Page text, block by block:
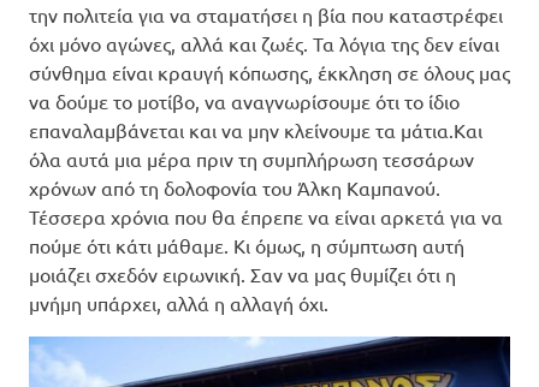
την πολιτεία για να σταματήσει η βία που καταστρέφει
όχι μόνο αγώνες, αλλά και ζωές. Τα λόγια της δεν είναι
σύνθημα είναι κραυγή κόπωσης, έκκληση σε όλους μας
να δούμε το μοτίβο, να αναγνωρίσουμε ότι το ίδιο
επαναλαμβάνεται και να μην κλείνουμε τα μάτια.Και
όλα αυτά μια μέρα πριν τη συμπλήρωση τεσσάρων
χρόνων από τη δολοφονία του Άλκη Καμπανού.
Τέσσερα χρόνια που θα έπρεπε να είναι αρκετά για να
πούμε ότι κάτι μάθαμε. Κι όμως, η σύμπτωση αυτή
μοιάζει σχεδόν ειρωνική. Σαν να μας θυμίζει ότι η
μνήμη υπάρχει, αλλά η αλλαγή όχι.